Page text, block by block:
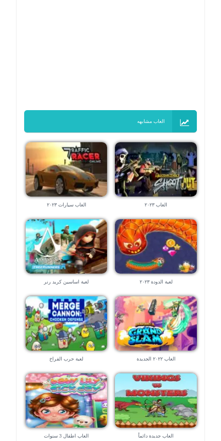
العاب مشابهه
العاب ٢٠٢٣ العاب سيارات ٢٠٢٣
لعبة الدودة ٢٠٢٣ لعبة اساسين كريد رنر
العاب ٢٠٢٢ الجديدة لعبة حرب الفراخ
العاب جديدة دائماً العاب اطفال 3 سنوات